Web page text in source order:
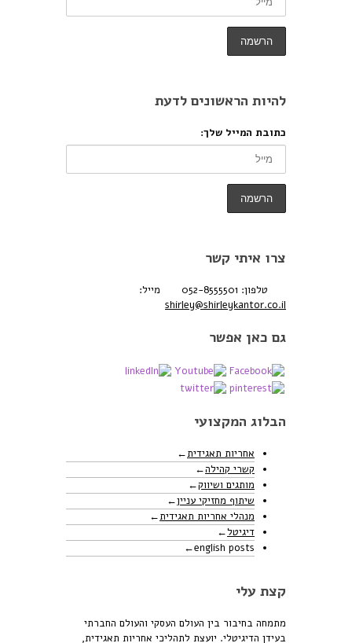
להיות הראשונים לדעת
כתובת המייל שלך:
צרו איתי קשר
טלפון: 052-8555501
מייל:
shirley@shirleykantor.co.il
גם כאן אפשר
הבלוג המקצועי
אחריות תאגידית
קשרי קהילה
מותגים ושיווק
שיתוף מחזיקי עניין
מנהלי אחריות תאגידית
דיגיטל
english posts
קצת עלי
מתמחה בחיבור בין העולם העסקי והעולם החברתי
בעידן הדיגיטלי. יועצת לתהליכי אחריות תאגידית,